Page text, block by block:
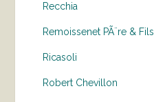
Recchia
Remoissenet PÃ¨re & Fils
Ricasoli
Robert Chevillon